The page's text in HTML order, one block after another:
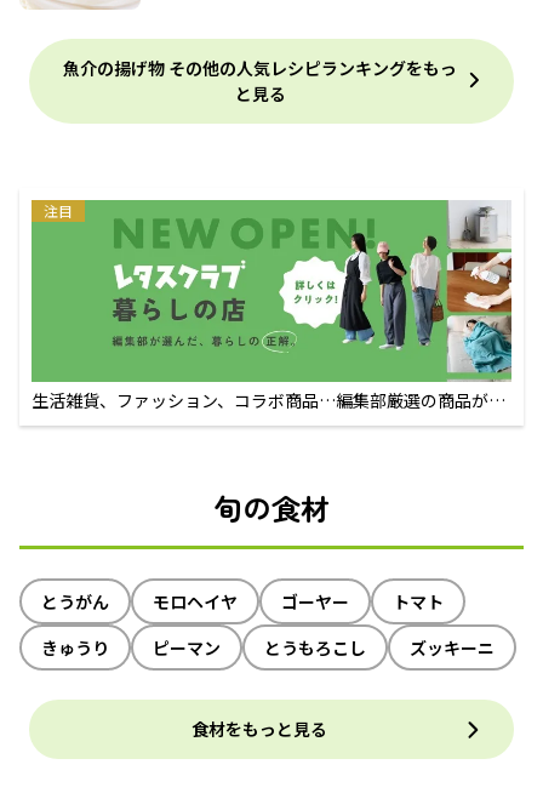
魚介の揚げ物 その他の人気レシピランキングをもっ
と見る
注目
生活雑貨、ファッション、コラボ商品…編集部厳選の商品が買
えるECサイト
旬の食材
とうがん モロヘイヤ ゴーヤー
トマト
きゅうり
ピーマン とうもろこし ズッキーニ
食材をもっと見る